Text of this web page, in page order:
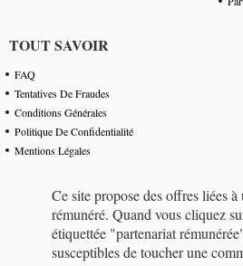
TOUT SAVOIR
FAQ
Tentatives De Fraudes
Conditions Générales
Politique De Confidentialité
Mentions Légales
Ce site propose des offres liées
rémunéré. Quand vous cliquez
étiquettée "partenariat
susceptibles de toucher une